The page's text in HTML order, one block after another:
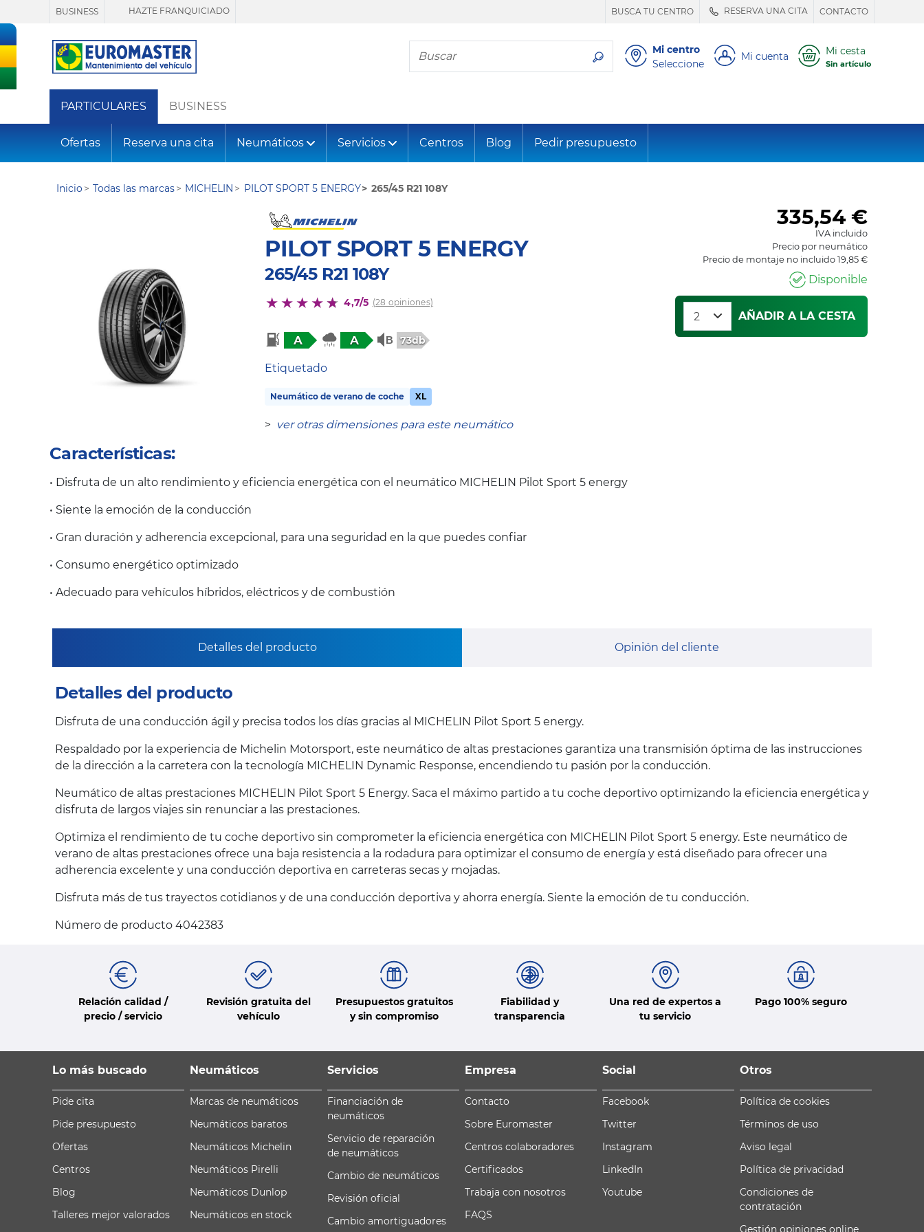
BUSINESS HAZTE FRANQUICIADO BUSCA TU CENTRO RESERVA UNA CITA CONTACTO
Busca tu neumático
Mi centro
Seleccione
Mi cuenta Mi cesta
Sin artículo
PARTICULARES BUSINESS
Ofertas Reserva una cita Neumáticos Servicios Centros Blog Pedir presupuesto
Inicio Todas las marcas MICHELIN PILOT SPORT 5 ENERGY 265/45 R21 108Y
PILOT SPORT 5 ENERGY
265/45 R21 108Y
4,7/5 (28 opiniones)
A A 73db
Etiquetado
Neumático de verano de coche XL
> ver otras dimensiones para este neumático
335,54€
IVA incluido
Precio por neumático
Precio de montaje no incluido 19,85 €
Disponible
AÑADIR A LA CESTA
Características:
• Disfruta de un alto rendimiento y eficiencia energética con el neumático MICHELIN Pilot Sport 5 energy
• Siente la emoción de la conducción
• Gran duración y adherencia excepcional, para una seguridad en la que puedes confiar
• Consumo energético optimizado
• Adecuado para vehículos híbridos, eléctricos y de combustión
Detalles del producto Opinión del cliente
Detalles del producto
Disfruta de una conducción ágil y precisa todos los días gracias al MICHELIN Pilot Sport 5 energy.
Respaldado por la experiencia de Michelin Motorsport, este neumático de altas prestaciones garantiza una transmisión óptima de las instrucciones
de la dirección a la carretera con la tecnología MICHELIN Dynamic Response, encendiendo tu pasión por la conducción.
Neumático de altas prestaciones MICHELIN Pilot Sport 5 Energy. Saca el máximo partido a tu coche deportivo optimizando la eficiencia energética y
disfruta de largos viajes sin renunciar a las prestaciones.
Optimiza el rendimiento de tu coche deportivo sin comprometer la eficiencia energética con MICHELIN Pilot Sport 5 energy. Este neumático de
verano de altas prestaciones ofrece una baja resistencia a la rodadura para optimizar el consumo de energía y está diseñado para ofrecer una
adherencia excelente y una conducción deportiva en carreteras secas y mojadas.
Disfruta más de tus trayectos cotidianos y de una conducción deportiva y ahorra energía. Siente la emoción de tu conducción.
Número de producto 4042383
Relación calidad /
precio / servicio
Revisión gratuita del
vehículo
Presupuestos gratuitos
y sin compromiso
Fiabilidad y
transparencia
Una red de expertos a
tu servicio
Pago 100% seguro
Lo más buscado
Pide cita
Pide presupuesto
Ofertas
Centros
Blog
Talleres mejor valorados
Neumáticos
Marcas de neumáticos
Neumáticos baratos
Neumáticos Michelin
Neumáticos Pirelli
Neumáticos Dunlop
Neumáticos en stock
Servicios
Financiación de
neumáticos
Servicio de reparación
de neumáticos
Cambio de neumáticos
Revisión oficial
Cambio amortiguadores
Empresa
Contacto
Sobre Euromaster
Centros colaboradores
Certificados
Trabaja con nosotros
FAQS
Social
Facebook
Twitter
Instagram
LinkedIn
Youtube
Otros
Política de cookies
Términos de uso
Aviso legal
Política de privacidad
Condiciones de
contratación
Gestión opiniones online